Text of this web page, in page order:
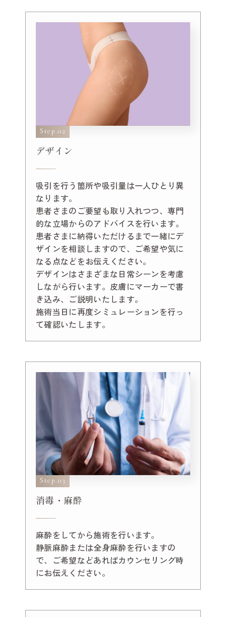
Step.02
デザイン
吸引を行う箇所や吸引量は一人ひとり異
なります。
患者さまのご要望も取り入れつつ、専門
的な立場からのアドバイスを行います。
患者さまに納得いただけるまで一緒にデ
ザインを相談しますので、ご希望や気に
なる点などをお伝えください。
デザインはさまざまな日常シーンを考慮
しながら行います。皮膚にマーカーで書
き込み、ご説明いたします。
施術当日に再度シミュレーションを行っ
て確認いたします。
Step.03
消毒・麻酔
麻酔をしてから施術を行います。
静脈麻酔または全身麻酔を行いますの
で、ご希望などあればカウンセリング時
にお伝えください。